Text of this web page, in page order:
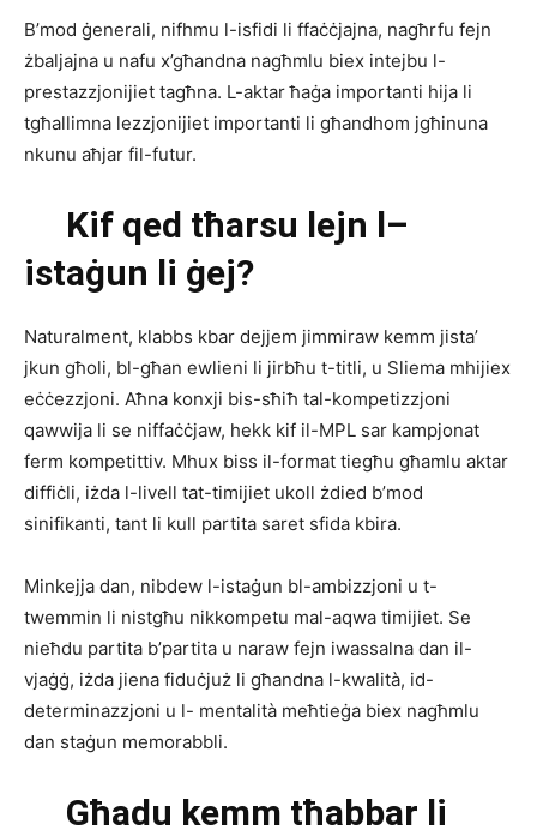
B’mod ġenerali, nifhmu l-isfidi li ffaċċjajna, nagħrfu fejn
żbaljajna u nafu x’għandna nagħmlu biex intejbu l-
prestazzjonijiet tagħna. L-aktar ħaġa importanti hija li
tgħallimna lezzjonijiet importanti li għandhom jgħinuna
nkunu aħjar fil-futur.
Kif qed tħarsu lejn l–
istaġun li ġej?
Naturalment, klabbs kbar dejjem jimmiraw kemm jista’
jkun għoli, bl-għan ewlieni li jirbħu t-titli, u Sliema mhijiex
eċċezzjoni. Aħna konxji bis-sħiħ tal-kompetizzjoni
qawwija li se niffaċċjaw, hekk kif il-MPL sar kampjonat
ferm kompetittiv. Mhux biss il-format tiegħu għamlu aktar
diffiċli, iżda l-livell tat-timijiet ukoll żdied b’mod
sinifikanti, tant li kull partita saret sfida kbira.
Minkejja dan, nibdew l-istaġun bl-ambizzjoni u t-
twemmin li nistgħu nikkompetu mal-aqwa timijiet. Se
nieħdu partita b’partita u naraw fejn iwassalna dan il-
vjaġġ, iżda jiena fiduċjuż li għandna l-kwalità, id-
determinazzjoni u l- mentalità meħtieġa biex nagħmlu
dan staġun memorabbli.
Għadu kemm tħabbar li